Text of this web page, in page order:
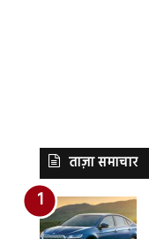
ताज़ा समाचार